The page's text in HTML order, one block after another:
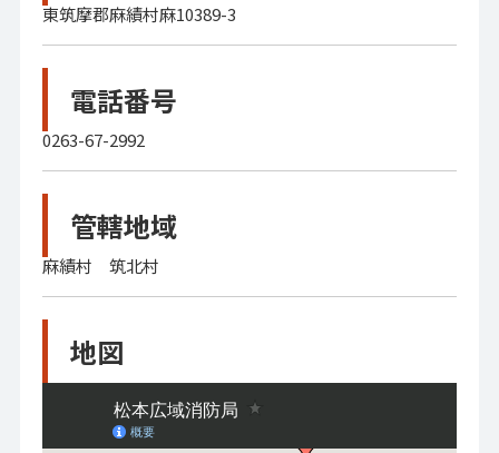
東筑摩郡麻績村麻10389-3
電話番号
0263-67-2992
管轄地域
麻績村 筑北村
地図